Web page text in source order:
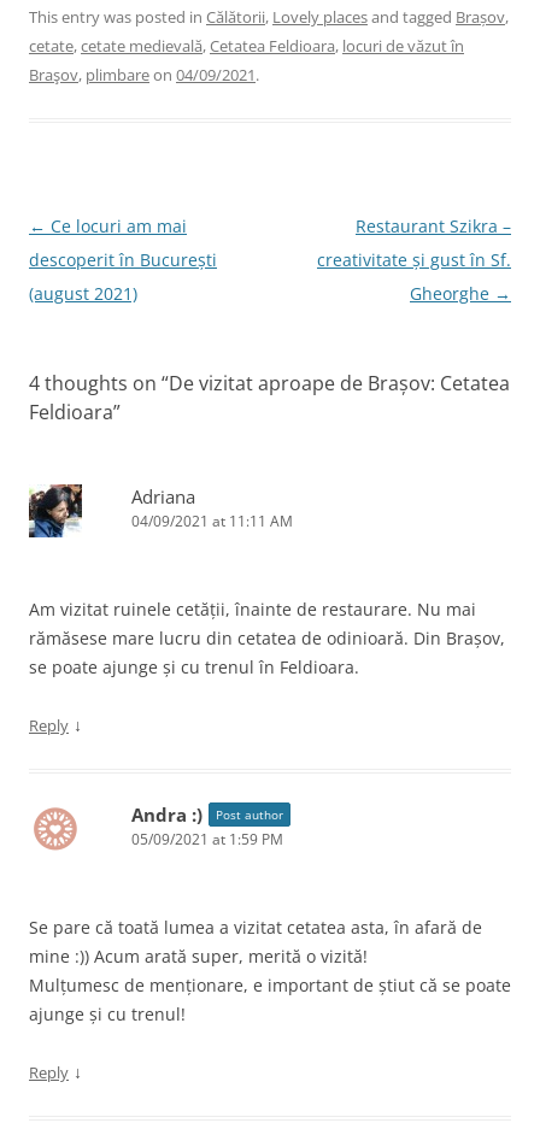
c
e
k
itt
er
k
e
er
e
ai
l
This entry was posted in Călătorii, Lovely placesand tagged Brașov,
cetate,cetate medievală,Cetatea Feldioara, locuri de văzut în
Braşov, plimbareon 04/09/2021.
Post
navigation
← Ce locuri am mai
descoperit în București
(august 2021)
Restaurant Szikra –
creativitate și gust în Sf.
Gheorghe →
4 thoughts on “De vizitat aproape de Brașov: Cetatea
Feldioara”
Adriana
04/09/2021 at 11:11 AM
Am vizitat ruinele cetății, înainte de restaurare. Nu mai
rămăsese mare lucru din cetatea de odinioară. Din Brașov,
se poate ajunge și cu trenul în Feldioara.
Reply ↓
Andra :) Post author
05/09/2021 at 1:59 PM
Se pare că toată lumea a vizitat cetatea asta, în afară de
mine :)) Acum arată super, merită o vizită!
Mulțumesc de menționare, e important de știut că se poate
ajunge și cu trenul!
Reply ↓